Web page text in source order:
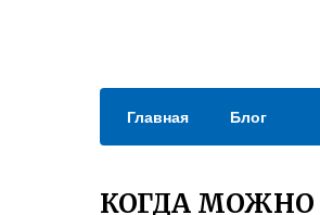
Главная Блог
КОГДА МОЖНО